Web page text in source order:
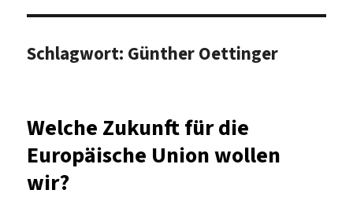
Schlagwort: Günther Oettinger
Welche Zukunft für die
Europäische Union wollen
wir?